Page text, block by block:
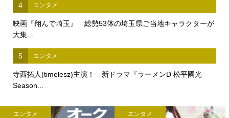
4 エンタメ
映画『翔んで埼玉』 総勢53体の埼玉県ご当地キャラクターが
大集...
5 エンタメ
寺西拓人(timelesz)主演！ 新ドラマ『ラーメンD 松平國光
Season...
エンタメ エンタメ